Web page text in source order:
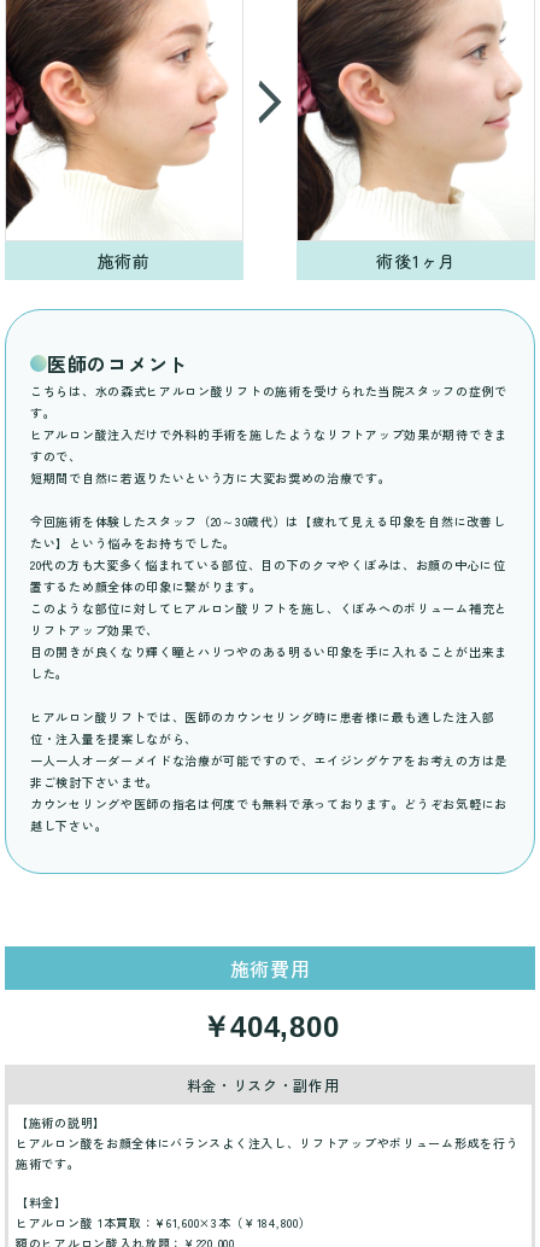
施術前 術後1ヶ月
医師のコメント
こちらは、水の森式ヒアルロン酸リフトの施術を受けられた当院スタッフの症例で
す。
ヒアルロン酸注入だけで外科的手術を施したようなリフトアップ効果が期待できま
すので、
短期間で自然に若返りたいという方に大変お奨めの治療です。
今回施術を体験したスタッフ（20～30歳代）は【疲れて見える印象を自然に改善し
たい】という悩みをお持ちでした。
20代の方も大変多く悩まれている部位、目の下のクマやくぼみは、お顔の中心に位
置するため顔全体の印象に繋がります。
このような部位に対してヒアルロン酸リフトを施し、くぼみへのボリューム補充と
リフトアップ効果で、
目の開きが良くなり輝く瞳とハリつやのある明るい印象を手に入れることが出来ま
した。
ヒアルロン酸リフトでは、医師のカウンセリング時に患者様に最も適した注入部
位・注入量を提案しながら、
一人一人オーダーメイドな治療が可能ですので、エイジングケアをお考えの方は是
非ご検討下さいませ。
カウンセリングや医師の指名は何度でも無料で承っております。どうぞお気軽にお
越し下さい。
施術費用
￥404,800
料金・リスク・副作用
【施術の説明】
ヒアルロン酸をお顔全体にバランスよく注入し、リフトアップやボリューム形成を行う
施術です。
【料金】
ヒアルロン酸 1本買取：¥61,600×3本（￥184,800）
額のヒアルロン酸入れ放題：￥220,000